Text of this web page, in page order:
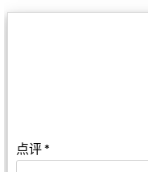
点评*